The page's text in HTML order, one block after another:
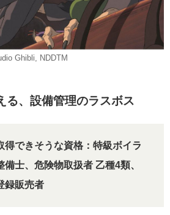
Ghibli, NDDTM
る、設備管理のラスボス
得できそうな資格：特級ボイラ
士、危険物取扱者 乙種4類、
録販売者